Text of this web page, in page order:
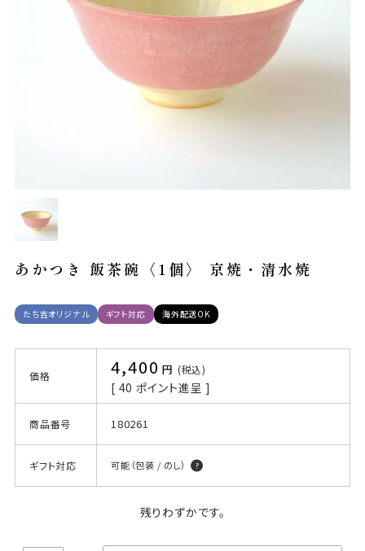
あかつき 飯茶碗〈1個〉 京焼・清水焼
たち吉オリジナル ギフト対応 海外配送OK
価格 4,400 税込
[ 40 ポイント進呈 ]
商品番号 180261
ギフト対応 可能（包装 / のし）
残りわずかです。